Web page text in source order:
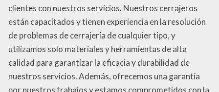
clientes con nuestros servicios. Nuestros cerrajeros
están capacitados y tienen experiencia en la resolución
de problemas de cerrajería de cualquier tipo, y
utilizamos solo materiales y herramientas de alta
calidad para garantizar la eficacia y durabilidad de
nuestros servicios. Además, ofrecemos una garantía
por nuestros trabajos y estamos comprometidos con la